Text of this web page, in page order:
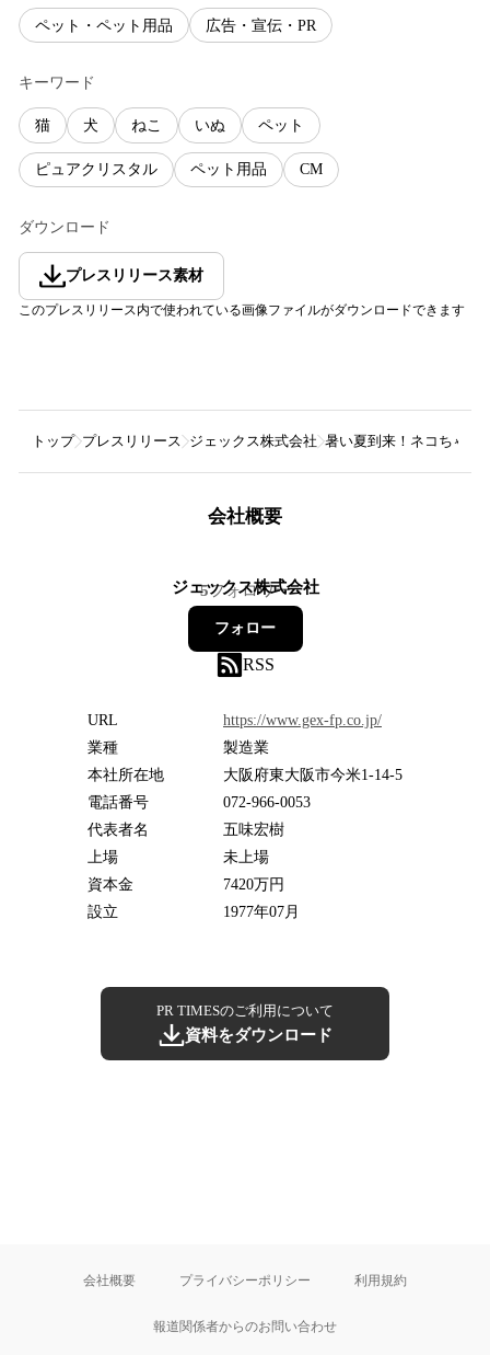
ペット・ペット用品 広告・宣伝・PR
キーワード
猫 犬 ねこ いぬ ペット
ピュアクリスタル ペット用品 CM
ダウンロード
プレスリリース素材
このプレスリリース内で使われている画像ファイルがダウンロードできます
トップ プレスリリース ジェックス株式会社 暑い夏到来！ネコちゃん
会社概要
ジェックス株式会社
5フォロワー
フォロー
RSS
URL
https://www.gex-fp.co.jp/
業種
製造業
本社所在地
大阪府東大阪市今米1-14-5
電話番号
072-966-0053
代表者名
五味宏樹
上場
未上場
資本金
7420万円
設立
1977年07月
PR TIMESのご利用について
資料をダウンロード
会社概要 プライバシーポリシー 利用規約
報道関係者からのお問い合わせ